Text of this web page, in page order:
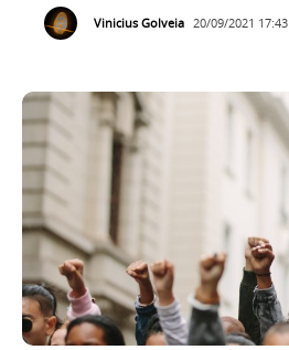
Vinicius Golveia 20/09/2021 17:43